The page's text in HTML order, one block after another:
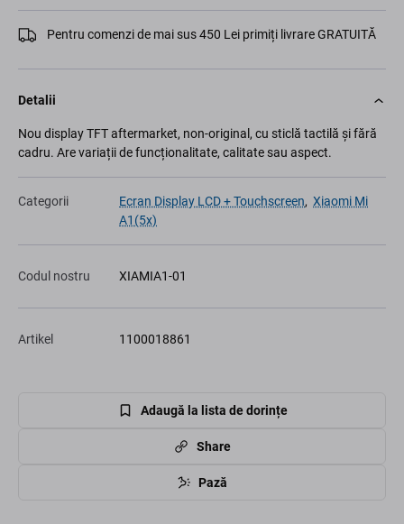
Pentru comenzi de mai sus 450 Lei primiți livrare GRATUITĂ
Detalii
Nou display TFT aftermarket, non-original, cu sticlă tactilă și fără
cadru. Are variații de funcționalitate, calitate sau aspect.
Categorii Ecran Display LCD + Touchscreen, Xiaomi Mi
A1(5x)
Codul nostru XIAMIA1-01
Artikel 1100018861
Adaugă la lista de dorințe
Share
Pază